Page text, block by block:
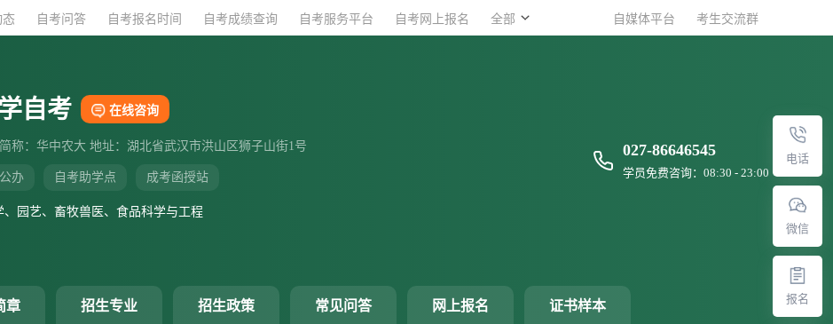
态 自考问答 自考报名时间 自考成绩查询 自考服务平台 自考网上报名 全部 自媒体平台 考生交流群
自考 在线咨询
称：华中农大 地址：湖北省武汉市洪山区狮子山街1号
公办 自考助学点 成考函授站
园艺、畜牧兽医、食品科学与工程
027-86646545
学员免费咨询：08:30 - 23:00
章 招生专业 招生政策 常见问答 网上报名 证书样本
电话
微信
报名
态 自考问答 自考报名时间 自考成绩查询 自考服务平台 自考网上报名 全部 自媒体平台 考生交流群